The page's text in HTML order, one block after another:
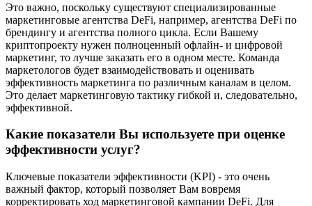
Это важно, поскольку существуют специализированные
маркетинговые агентства DeFi, например, агентства DeFi по
брендингу и агентства полного цикла. Если Вашему
криптопроекту нужен полноценный офлайн- и цифровой
маркетинг, то лучше заказать его в одном месте. Команда
маркетологов будет взаимодействовать и оценивать
эффективность маркетинга по различным каналам в целом.
Это делает маркетинговую тактику гибкой и, следовательно,
эффективной.
Какие показатели Вы используете при оценке
эффективности услуг?
Ключевые показатели эффективности (KPI) - это очень
важный фактор, который позволяет Вам вовремя
корректировать ход маркетинговой кампании DeFi. Для